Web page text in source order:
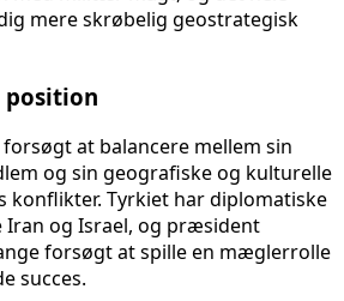
mere skrøbelig geostrategisk
position
at balancere mellem sin
og sin geografiske og kulturelle
Tyrkiet har diplomatiske
Iran og Israel, og præsident
forsøgt at spille en mæglerrolle
succes.